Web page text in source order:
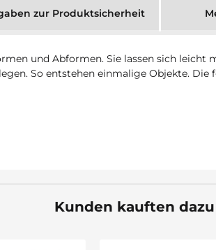
zur Produktsicherheit
und Abformen. Sie lassen sich
So entstehen einmalige Objekte.
Kunden kauften